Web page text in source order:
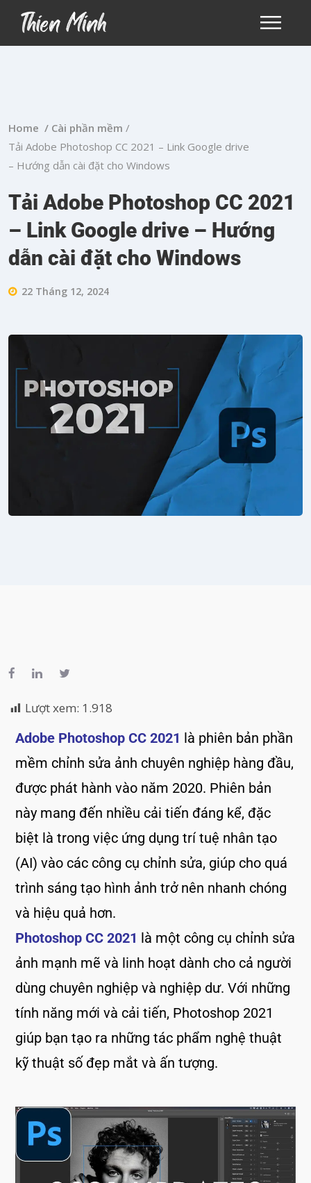
Home / Cài phần mềm /
Tải Adobe Photoshop CC 2021 – Link Google drive
– Hướng dẫn cài đặt cho Windows
Tải Adobe Photoshop CC 2021
– Link Google drive – Hướng
dẫn cài đặt cho Windows
22 Tháng 12, 2024
Lượt xem: 1.918
Adobe Photoshop CC 2021 là phiên bản phần
mềm chỉnh sửa ảnh chuyên nghiệp hàng đầu,
được phát hành vào năm 2020. Phiên bản
này mang đến nhiều cải tiến đáng kể, đặc
biệt là trong việc ứng dụng trí tuệ nhân tạo
(AI) vào các công cụ chỉnh sửa, giúp cho quá
trình sáng tạo hình ảnh trở nên nhanh chóng
và hiệu quả hơn.
Photoshop CC 2021 là một công cụ chỉnh sửa
ảnh mạnh mẽ và linh hoạt dành cho cả người
dùng chuyên nghiệp và nghiệp dư. Với những
tính năng mới và cải tiến, Photoshop 2021
giúp bạn tạo ra những tác phẩm nghệ thuật
kỹ thuật số đẹp mắt và ấn tượng.